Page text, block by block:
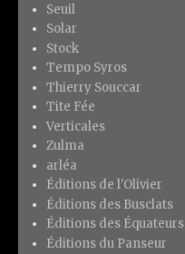
Seuil
Solar
Stock
Tempo Syros
Thierry Souccar
Tite Fée
Verticales
Zulma
arléa
Éditions de l'Olivier
Éditions des Busclats
Éditions des Équateurs
Éditions du Panseur